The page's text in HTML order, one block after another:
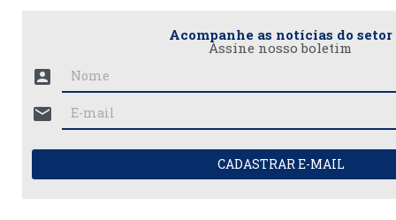
Acompanhe as notícias do setor
Assine nosso boletim
account_box
mail
CADASTRAR E-MAIL